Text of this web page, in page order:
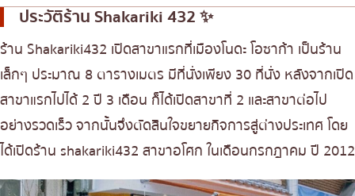
ประวัติร้าน Shakariki 432 ✨
ร้าน Shakariki432 เปิดสาขาแรกที่เมืองโนดะ โอซาก้า เป็นร้าน
เล็กๆ ประมาณ 8 ตารางเมตร มีที่นั่งเพียง 30 ที่นั่ง หลังจากเปิด
สาขาแรกไปได้ 2 ปี 3 เดือน ก็ได้เปิดสาขาที่ 2 และสาขาต่อไป
อย่างรวดเร็ว จากนั้นจึงตัดสินใจขยายกิจการสู่ต่างประเทศ โดย
ได้เปิดร้าน shakariki432 สาขาอโศก ในเดือนกรกฎาคม ปี 2012